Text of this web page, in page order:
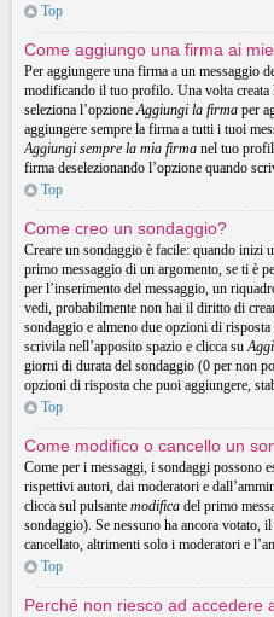
Top
Come aggiungo una firma ai
Per aggiungere una firma a un messaggio
modificando il tuo profilo. Una volta
seleziona l’opzioneAggiungi la firma per
aggiungere sempre la firma a tutti i tuoi
Aggiungi sempre la mia firma nel tuo
firma deselezionando l’opzione quando
Top
Come creo un sondaggio?
Creare un sondaggio è facile: quando
primo messaggio di un argomento, se ti è
per l’inserimento del messaggio, un
vedi, probabilmente non hai il diritto di
sondaggio e almeno due opzioni di
scrivila nell’apposito spazio e clicca su
giorni di durata del sondaggio (0 per non
opzioni di risposta che puoi aggiungere,
Top
Come modifico o cancello un
Come per i messaggi, i sondaggi possono
rispettivi autori, dai moderatori e
clicca sul pulsante modifica del primo
sondaggio). Se nessuno ha ancora votato,
cancellato, altrimenti solo i moderatori e
Top
Perché non riesco ad accedere